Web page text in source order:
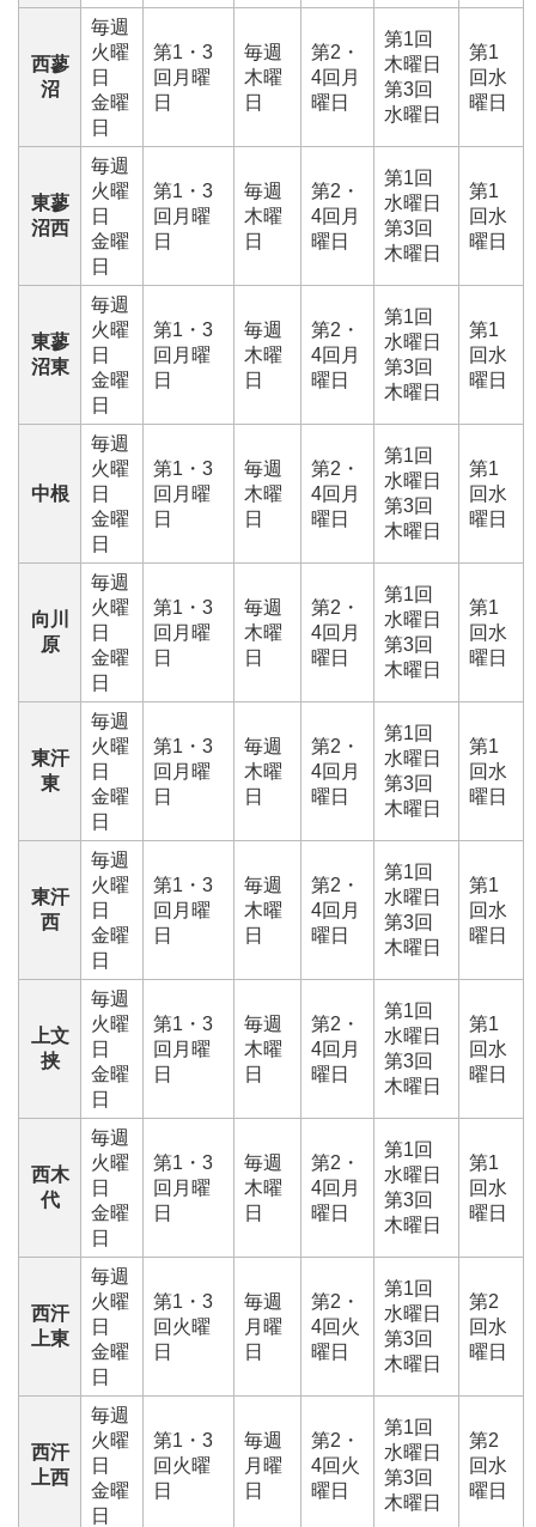
西蓼
沼
毎週
火曜
日
金曜
日
第1・3
回月曜
日
毎週
木曜
日
第2・
4回月
曜日
第1回
木曜日
第3回
水曜日
第1
回水
曜日
東蓼
沼西
毎週
火曜
日
金曜
日
第1・3
回月曜
日
毎週
木曜
日
第2・
4回月
曜日
第1回
水曜日
第3回
木曜日
第1
回水
曜日
東蓼
沼東
毎週
火曜
日
金曜
日
第1・3
回月曜
日
毎週
木曜
日
第2・
4回月
曜日
第1回
水曜日
第3回
木曜日
第1
回水
曜日
中根
毎週
火曜
日
金曜
日
第1・3
回月曜
日
毎週
木曜
日
第2・
4回月
曜日
第1回
水曜日
第3回
木曜日
第1
回水
曜日
向川
原
毎週
火曜
日
金曜
日
第1・3
回月曜
日
毎週
木曜
日
第2・
4回月
曜日
第1回
水曜日
第3回
木曜日
第1
回水
曜日
東汗
東
毎週
火曜
日
金曜
日
第1・3
回月曜
日
毎週
木曜
日
第2・
4回月
曜日
第1回
水曜日
第3回
木曜日
第1
回水
曜日
東汗
西
毎週
火曜
日
金曜
日
第1・3
回月曜
日
毎週
木曜
日
第2・
4回月
曜日
第1回
水曜日
第3回
木曜日
第1
回水
曜日
上文
挟
毎週
火曜
日
金曜
日
第1・3
回月曜
日
毎週
木曜
日
第2・
4回月
曜日
第1回
水曜日
第3回
木曜日
第1
回水
曜日
西木
代
毎週
火曜
日
金曜
日
第1・3
回月曜
日
毎週
木曜
日
第2・
4回月
曜日
第1回
水曜日
第3回
木曜日
第1
回水
曜日
西汗
上東
毎週
火曜
日
金曜
日
第1・3
回火曜
日
毎週
月曜
日
第2・
4回火
曜日
第1回
水曜日
第3回
木曜日
第2
回水
曜日
西汗
上西
毎週
火曜
日
金曜
日
第1・3
回火曜
日
毎週
月曜
日
第2・
4回火
曜日
第1回
水曜日
第3回
木曜日
第2
回水
曜日